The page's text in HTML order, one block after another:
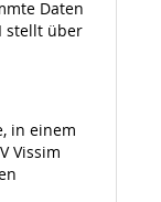
Daten
stellt über
in einem
Vissim